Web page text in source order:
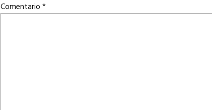
Comentario*